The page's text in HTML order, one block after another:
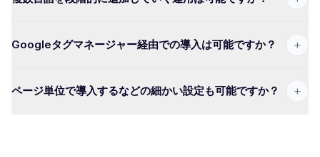
Googleタグマネージャー経由での導入は可能ですか？ +
ページ単位で導入するなどの細かい設定も可能ですか？ +